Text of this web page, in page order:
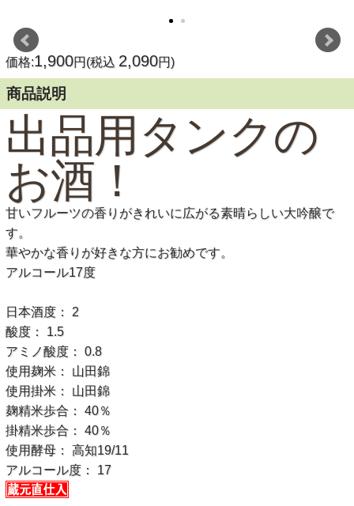
価格:1,900円(税込 2,090円)
商品説明
出品用タンクの
お酒！
甘いフルーツの香りがきれいに広がる素晴らしい大吟醸で
す。
華やかな香りが好きな方にお勧めです。
アルコール17度
日本酒度： 2
酸度： 1.5
アミノ酸度： 0.8
使用麹米： 山田錦
使用掛米： 山田錦
麹精米歩合： 40％
掛精米歩合： 40％
使用酵母： 高知19/11
アルコール度： 17